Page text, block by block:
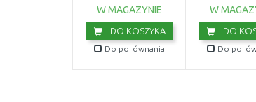
W MAGAZYNIE
DO KOSZYKA
Do porównania
W
DO
Do